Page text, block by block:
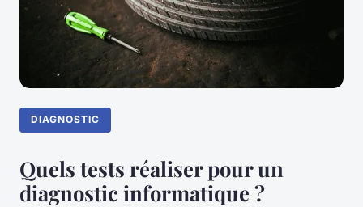
DIAGNOSTIC
Quels tests réaliser pour un
diagnostic informatique ?